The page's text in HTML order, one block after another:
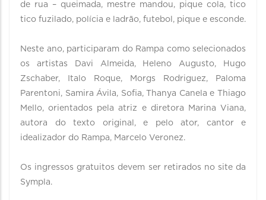
de rua – queimada, mestre mandou, pique cola, tico
tico fuzilado, polícia e ladrão, futebol, pique e esconde.
Neste ano, participaram do Rampa como selecionados
os artistas Davi Almeida, Heleno Augusto, Hugo
Zschaber, Italo Roque, Morgs Rodriguez, Paloma
Parentoni, Samira Ávila, Sofia, Thanya Canela e Thiago
Mello, orientados pela atriz e diretora Marina Viana,
autora do texto original, e pelo ator, cantor e
idealizador do Rampa, Marcelo Veronez.
Os ingressos gratuitos devem ser retirados no site da
Sympla.